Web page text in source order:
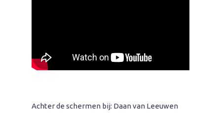
Achter de schermen bij: Daan van Leeuwen